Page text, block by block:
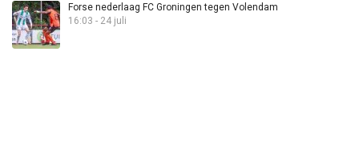
Forse nederlaag FC Groningen tegen Volendam
16:03 - 24 juli